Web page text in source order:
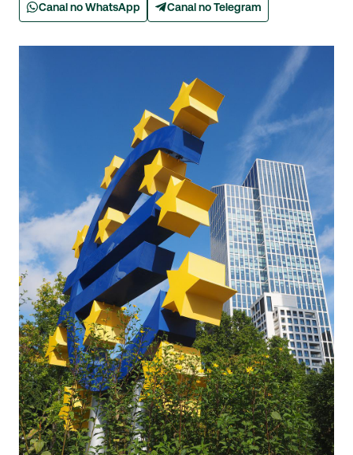
Canal no WhatsApp Canal no Telegram